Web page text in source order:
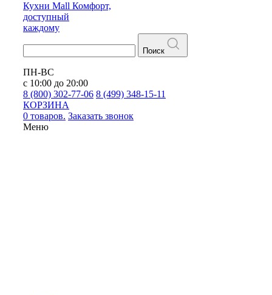
Кухни Mall Комфорт,
доступный
каждому
Поиск
ПН-ВС
с 10:00 до 20:00
8 (800) 302-77-06 8 (499) 348-15-11
КОРЗИНА
0 товаров. Заказать звонок
Меню